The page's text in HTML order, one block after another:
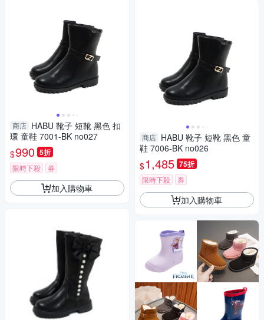
商店 HABU 靴子 短靴 黑色 扣
環 童鞋 7001-BK no027
$990 5折
限時下殺 券
加入購物車
商店 HABU 靴子 短靴 黑色 童
鞋 7006-BK no026
$1,485 75折
限時下殺 券
加入購物車